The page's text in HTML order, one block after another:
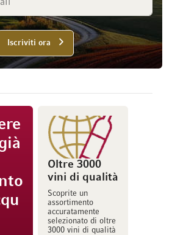
Iscriviti ora
Oltre 3000
vini di qualità
Scoprite un
assortimento
accuratamente
selezionato di oltre
3000 vini di qualità